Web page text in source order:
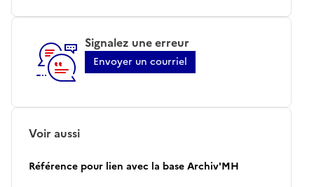
Signalez une erreur
Envoyer un courriel
Voir aussi
Référence pour lien avec la base Archiv'MH